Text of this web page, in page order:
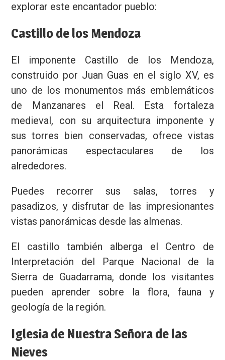
explorar este encantador pueblo:
Castillo de los Mendoza
El imponente Castillo de los Mendoza,
construido por Juan Guas en el siglo XV, es
uno de los monumentos más emblemáticos
de Manzanares el Real. Esta fortaleza
medieval, con su arquitectura imponente y
sus torres bien conservadas, ofrece vistas
panorámicas espectaculares de los
alrededores.
Puedes recorrer sus salas, torres y
pasadizos, y disfrutar de las impresionantes
vistas panorámicas desde las almenas.
El castillo también alberga el Centro de
Interpretación del Parque Nacional de la
Sierra de Guadarrama, donde los visitantes
pueden aprender sobre la flora, fauna y
geología de la región.
Iglesia de Nuestra Señora de las
Nieves